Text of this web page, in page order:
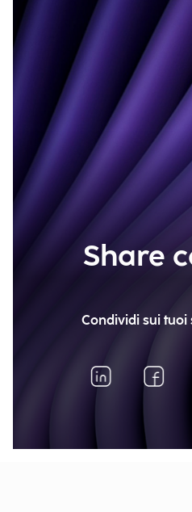
Share
Condividi sui tuoi